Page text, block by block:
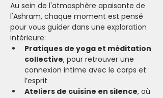
Au sein de l'atmosphère apaisante de
l'Ashram, chaque moment est pensé
pour vous guider dans une exploration
intérieure:
Pratiques de yoga et méditation
collective, pour retrouver une
connexion intime avec le corps et
l’esprit
Ateliers de cuisine en silence, où